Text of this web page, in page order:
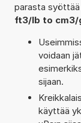
parasta
ft3/lb to cm3/
voidaan
sijaan.
käyttää